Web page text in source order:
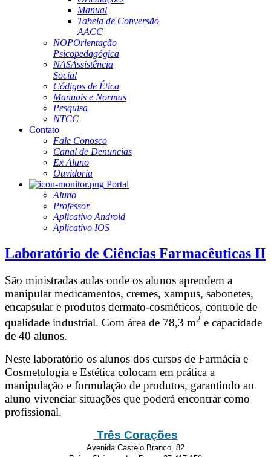
Manual
Tabela de Conversão
AACC
NOPOrientação
Psicopedagógica
NASAssistência
Social
Códigos de Ética
Manuais e Normas
Pesquisa
NTCC
Contato
Fale Conosco
Canal de Denuncias
Ex Aluno
Ouvidoria
Portal
Aluno
Professor
Aplicativo Android
Aplicativo IOS
Laboratório de Ciências Farmacêuticas II
São ministradas aulas onde os alunos aprendem a
manipular medicamentos, cremes, xampus, sabonetes,
encapsular e produtos dermato-cosméticos, controle de
qualidade industrial. Com área de 78,3 m2 e capacidade
de 40 alunos.
Neste laboratório os alunos dos cursos de Farmácia e
Cosmetologia e Estética colocam em prática a
manipulação e formulação de produtos, garantindo ao
aluno vivenciar situações que poderá encontrar como
profissional.
Três Corações
Avenida Castelo Branco, 82